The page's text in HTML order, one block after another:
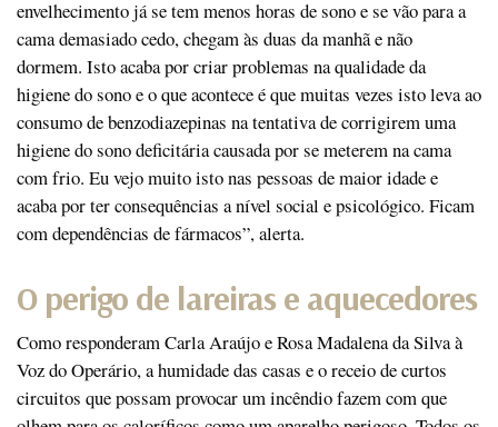
envelhecimento já se tem menos horas de sono e se vão para a
cama demasiado cedo, chegam às duas da manhã e não
dormem. Isto acaba por criar problemas na qualidade da
higiene do sono e o que acontece é que muitas vezes isto leva ao
consumo de benzodiazepinas na tentativa de corrigirem uma
higiene do sono deficitária causada por se meterem na cama
com frio. Eu vejo muito isto nas pessoas de maior idade e
acaba por ter consequências a nível social e psicológico. Ficam
com dependências de fármacos”, alerta.
O perigo de lareiras e aquecedores
Como responderam Carla Araújo e Rosa Madalena da Silva à
Voz do Operário, a humidade das casas e o receio de curtos
circuitos que possam provocar um incêndio fazem com que